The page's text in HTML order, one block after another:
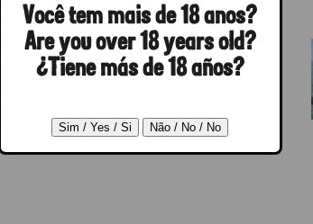
Você tem mais de 18 anos?
Are you over 18 years old?
¿Tiene más de 18 años?